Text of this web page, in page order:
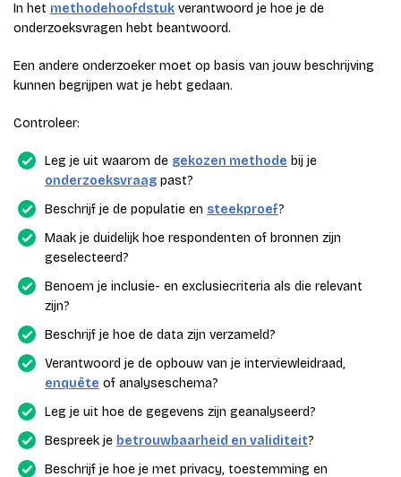
In het methodehoofdstuk verantwoord je hoe je de
onderzoeksvragen hebt beantwoord.
Een andere onderzoeker moet op basis van jouw beschrijving
kunnen begrijpen wat je hebt gedaan.
Controleer:
Leg je uit waarom de gekozen methode bij je
onderzoeksvraag past?
Beschrijf je de populatie en steekproef?
Maak je duidelijk hoe respondenten of bronnen zijn
geselecteerd?
Benoem je inclusie- en exclusiecriteria als die relevant
zijn?
Beschrijf je hoe de data zijn verzameld?
Verantwoord je de opbouw van je interviewleidraad,
enquête of analyseschema?
Leg je uit hoe de gegevens zijn geanalyseerd?
Bespreek je betrouwbaarheid en validiteit?
Beschrijf je hoe je met privacy, toestemming en